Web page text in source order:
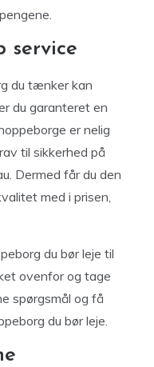
service
du tænker kan
du garanteret en
er nelig
til sikkerhed på
Dermed får du den
med i prisen,
du bør leje til
ovenfor og tage
spørgsmål og få
du bør leje.